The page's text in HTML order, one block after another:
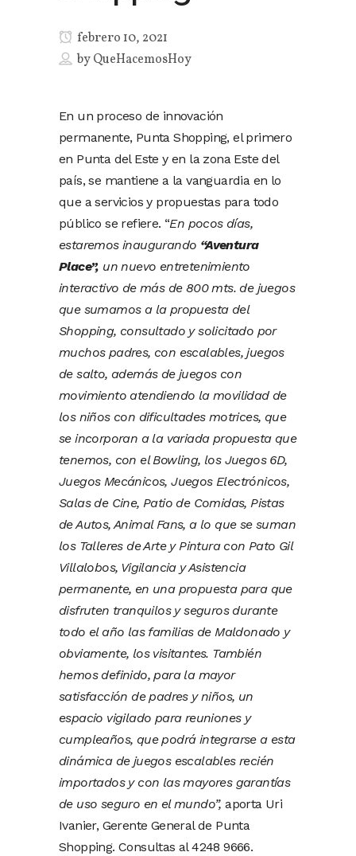
febrero 10, 2021
byQueHacemosHoy
En un proceso de innovación
permanente, Punta Shopping, el primero
en Punta del Este y en la zona Este del
país, se mantiene a la vanguardia en lo
que a servicios y propuestas para todo
público se refiere. “En pocos días,
estaremos inaugurando “Aventura
Place”, un nuevo entretenimiento
interactivo de más de 800 mts. de juegos
que sumamos a la propuesta del
Shopping, consultado y solicitado por
muchos padres, con escalables, juegos
de salto, además de juegos con
movimiento atendiendo la movilidad de
los niños con dificultades motrices, que
se incorporan a la variada propuesta que
tenemos, con el Bowling, los Juegos 6D,
Juegos Mecánicos, Juegos Electrónicos,
Salas de Cine, Patio de Comidas, Pistas
de Autos, Animal Fans, a lo que se suman
los Talleres de Arte y Pintura con Pato Gil
Villalobos, Vigilancia y Asistencia
permanente, en una propuesta para que
disfruten tranquilos y seguros durante
todo el año las familias de Maldonado y
obviamente, los visitantes. También
hemos definido, para la mayor
satisfacción de padres y niños, un
espacio vigilado para reuniones y
cumpleaños, que podrá integrarse a esta
dinámica de juegos escalables recién
importados y con las mayores garantías
de uso seguro en el mundo”, aporta Uri
Ivanier, Gerente General de Punta
Shopping. Consultas al 4248 9666.